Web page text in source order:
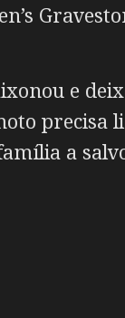
e
precisa
a